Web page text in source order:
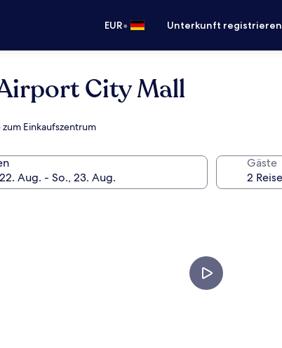
EUR• Unterkunft registrieren
City Mall
Einkaufszentrum
Gäste